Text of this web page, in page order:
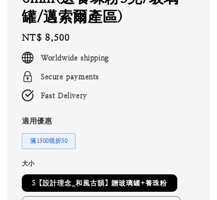
罐/邁索爾產區)
Regular
price
NT$ 8,500
Worldwide shipping
Secure payments
Fast Delivery
適用優惠
滿1500現折50
大小
S【設計理念_和風古韻】贈玻璃罐+養珠粉